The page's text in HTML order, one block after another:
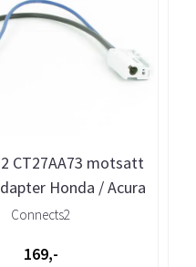
CT27AA73 motsatt
Honda / Acura
Connects2
169,-